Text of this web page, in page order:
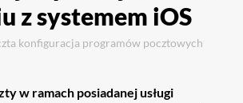
z systemem iOS
konfiguracja programów pocztowych
w ramach posiadanej usługi